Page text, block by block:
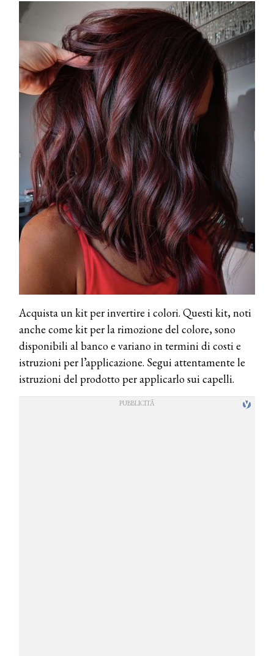
Acquista un kit per invertire i colori. Questi kit, noti
anche come kit per la rimozione del colore, sono
disponibili al banco e variano in termini di costi e
istruzioni per l’applicazione. Segui attentamente le
istruzioni del prodotto per applicarlo sui capelli.